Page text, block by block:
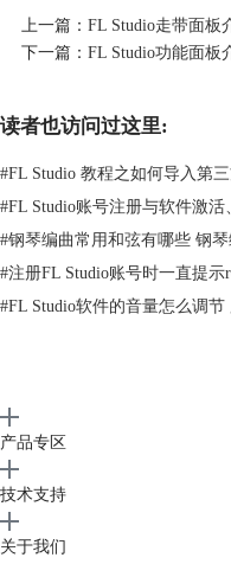
上一篇： FL Studio走带面板
下一篇： FL Studio功能面板
读者也访问过这里:
#FL Studio 教程之如何导入第
#FL Studio账号注册与软件激
#钢琴编曲常用和弦有哪些 钢
#注册FL Studio账号时一直提
#FL Studio软件的音量怎么调
产品专区
技术支持
关于我们